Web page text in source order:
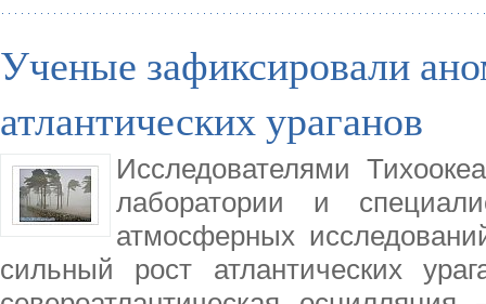
Ученые зафиксировали
атлантических ураганов
Исследователями
лаборатории и
атмосферных
сильный рост атлантических